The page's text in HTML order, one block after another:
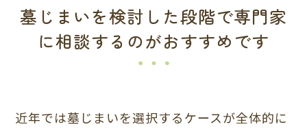
墓じまいを検討した段階で専門家
に相談するのがおすすめです
近年では墓じまいを選択するケースが全体的に